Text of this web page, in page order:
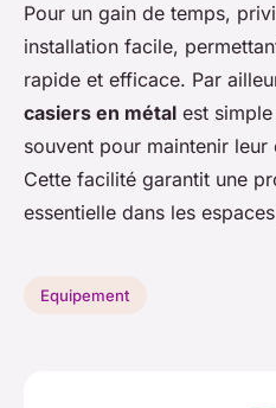
Pour un gain de temps,
installation facile,
rapide et efficace. Par
casiers en métal est
souvent pour maintenir
Cette facilité garantit une
essentielle dans les
Equipement